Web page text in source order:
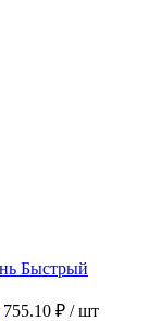
Быстрый
755.10 ₽ / шт